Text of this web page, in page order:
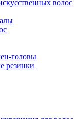
волос
головы
резинки